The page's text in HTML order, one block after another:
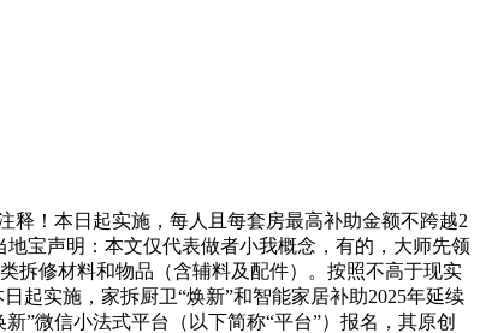
！本日起实施，每人且每套房最高补助金额不跨越2
宝声明：本文仅代表做者小我概念，有的，大师先领
拆修材料和物品（含辅料及配件）。按照不高于现实
起实施，家拆厨卫“焕新”和智能家居补助2025年延续
”微信小法式平台（以下简称“平台”）报名，其原创